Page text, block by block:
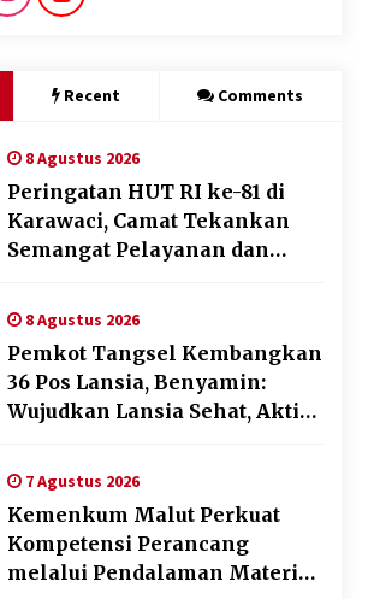
Recent Comments
8 Agustus 2026
Peringatan HUT RI ke-81 di
Karawaci, Camat Tekankan
Semangat Pelayanan dan
8 Agustus 2026
Pemkot Tangsel Kembangkan
36 Pos Lansia, Benyamin:
Wujudkan Lansia Sehat, Aktif,
7 Agustus 2026
Kemenkum Malut Perkuat
Kompetensi Perancang
melalui Pendalaman Materi